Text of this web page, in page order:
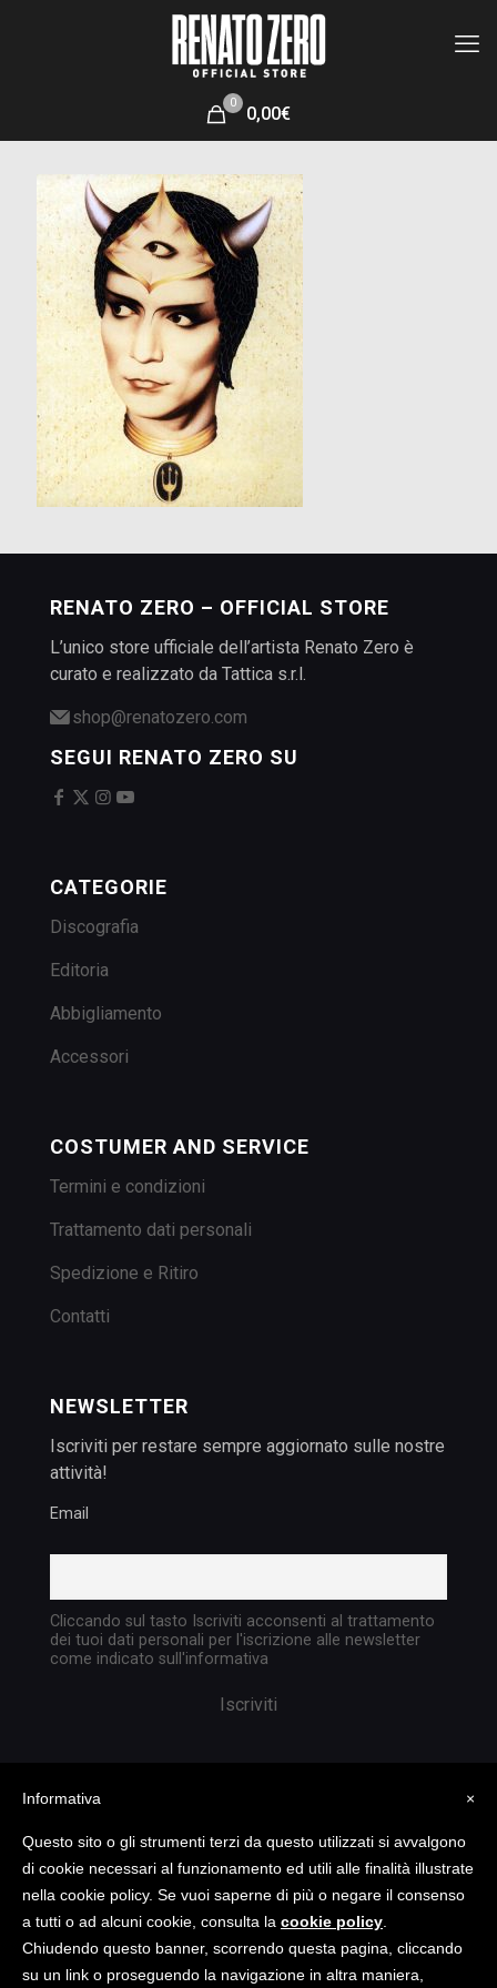
0
0,00€
RENATO ZERO – OFFICIAL STORE
L’unico store ufficiale dell’artista Renato Zero è
curato e realizzato da Tattica s.r.l.
shop@renatozero.com
SEGUI RENATO ZERO SU
CATEGORIE
Discografia
Editoria
Abbigliamento
Accessori
COSTUMER AND SERVICE
Termini e condizioni
Trattamento dati personali
Spedizione e Ritiro
Contatti
NEWSLETTER
Iscriviti per restare sempre aggiornato sulle nostre
attività!
Email
Cliccando sul tasto Iscriviti acconsenti al trattamento
dei tuoi dati personali per l'iscrizione alle newsletter
come indicato sull'informativa
Copyright @ 2023 TATTICA S.R.L. | All rights
reserved | P.I. 05903351004
×
Informativa
Questo sito o gli strumenti terzi da questo utilizzati si avvalgono
di cookie necessari al funzionamento ed utili alle finalità illustrate
nella cookie policy. Se vuoi saperne di più o negare il consenso
a tutti o ad alcuni cookie, consulta la cookie policy
Chiudendo questo banner, scorrendo questa pagina, cliccando
su un link o proseguendo la navigazione in altra maniera,